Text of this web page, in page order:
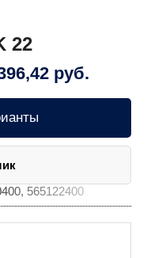
22
руб.
565122400